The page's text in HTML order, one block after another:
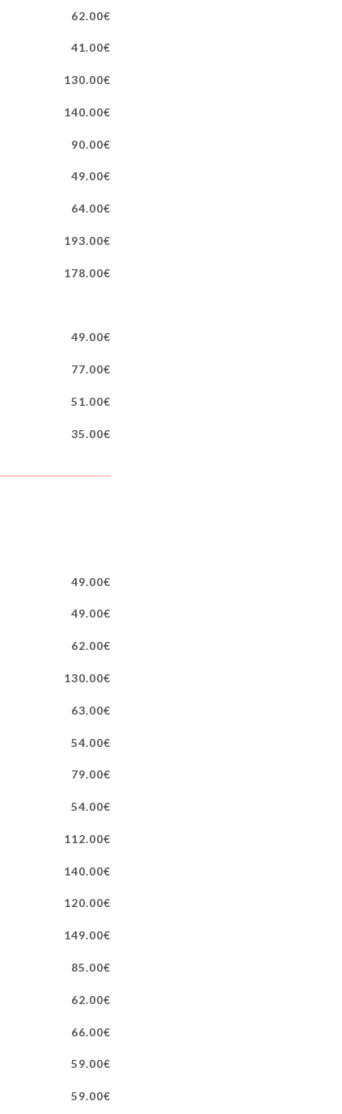
62.00€
41.00€
130.00€
140.00€
90.00€
49.00€
64.00€
193.00€
178.00€
49.00€
77.00€
51.00€
35.00€
49.00€
49.00€
62.00€
130.00€
63.00€
54.00€
79.00€
54.00€
112.00€
140.00€
120.00€
149.00€
85.00€
62.00€
66.00€
59.00€
59.00€